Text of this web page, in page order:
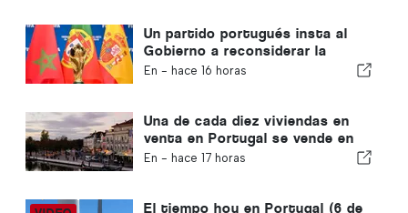
Un partido portugués insta al
Gobierno a reconsiderar la
candidatura de Marruecos para
En - hace 16 horas
Una de cada diez viviendas en
venta en Portugal se vende en
menos de una semana
En - hace 17 horas
El tiempo hoy en Portugal (6 de